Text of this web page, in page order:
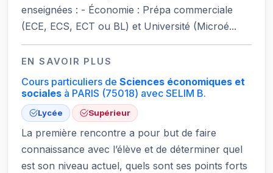
enseignées : - Économie : Prépa commerciale
(ECE, ECS, ECT ou BL) et Université (Microé...
EN SAVOIR PLUS
Cours particuliers de Sciences économiques et
socialesà PARIS (75018) avec SELIM B.
Lycée Supérieur
La première rencontre a pour but de faire
connaissance avec l’élève et de déterminer quel
est son niveau actuel, quels sont ses points forts